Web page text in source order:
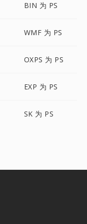
BIN 为 PS
WMF 为 PS
OXPS 为 PS
EXP 为 PS
SK 为 PS